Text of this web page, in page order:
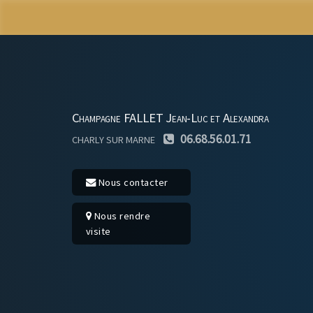
Champagne FALLET Jean-Luc et Alexandra
CHARLY SUR MARNE 06.68.56.01.71
Nous contacter
Nous rendre
visite